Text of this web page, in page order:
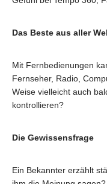
Das Beste aus aller
Mit Fernbedienungen
Fernseher, Radio,
Weise vielleicht auch
kontrollieren?
Die Gewissensfrage
Ein Bekannter erzählt